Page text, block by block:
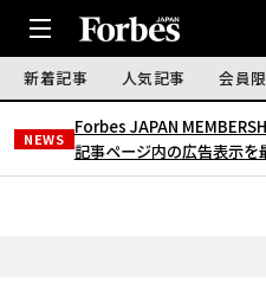
新着記事 人気記事 会員
NEWS
Forbes JAPAN
記事ページ内の広告表示を